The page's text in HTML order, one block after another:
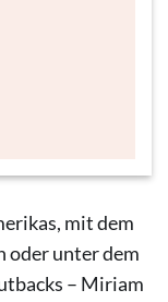
mit dem
oder unter dem
– Miriam